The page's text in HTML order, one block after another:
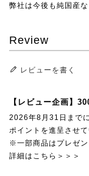
弊社は今後も純国産
Review
レビューを書く
【レビュー企画】
2026年8月31日まで
ポイントを進呈させて
※一部商品はプレゼン
詳細はこちら＞＞＞